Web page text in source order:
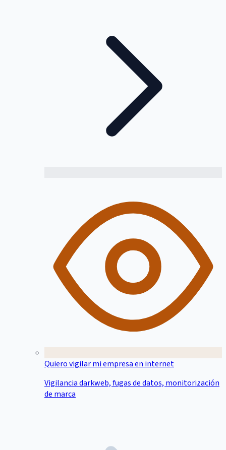
Quiero vigilar mi empresa en internet
Vigilancia darkweb, fugas de datos, monitorización
de marca